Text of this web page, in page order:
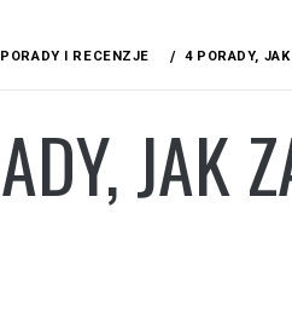
PORADY I RECENZJE 4 PORADY,
JAK